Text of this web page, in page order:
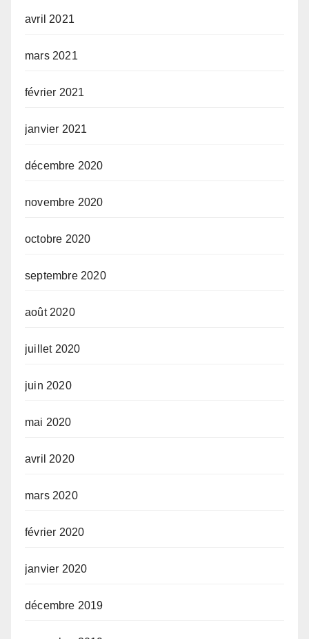
avril 2021
mars 2021
février 2021
janvier 2021
décembre 2020
novembre 2020
octobre 2020
septembre 2020
août 2020
juillet 2020
juin 2020
mai 2020
avril 2020
mars 2020
février 2020
janvier 2020
décembre 2019